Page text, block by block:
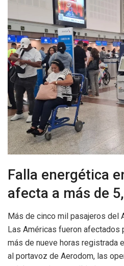
Falla energética
afecta a más de
Más de cinco mil pasajeros del
Las Américas fueron afectados
más de nueve horas registrada
al portavoz de Aerodom, las